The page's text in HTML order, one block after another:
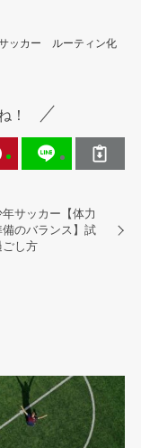
ッカー
ルーティン化
！
サッカー【体力
のバランス】試
し方